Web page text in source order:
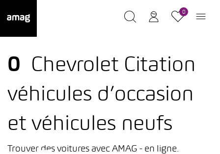
0
0
Chevrolet Citation
véhicules d’occasion
et véhicules neufs
Trouver des voitures avec AMAG - en ligne.